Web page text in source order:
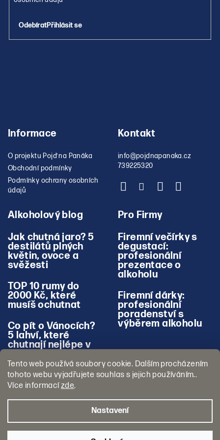
Tento web používá soubory cookie. Dalším procházením
tohoto webu vyjadřujete souhlas s jejich používáním..
Více informacízde.
Nastavení
Přihlásit se
Informace
O projektu Pojď na Panáka
Obchodní podmínky
Podmínky ochrany osobních
údajů
Kontakt
info@pojdnapanaka.cz
739225320
Alkoholový blog
Jak chutná jaro? 5
destilátů plných
květin, ovoce a
svěžesti
TOP 10 rumy do
2000 Kč, které
musíš ochutnat
Co pít o Vánocích?
5 lahví, které
chutnají nejlépe v
Pro Firmy
Firemní večírky s
degustací:
profesionální
prezentace o
alkoholu
Firemní dárky:
profesionální
poradenství s
výběrem alkoholu